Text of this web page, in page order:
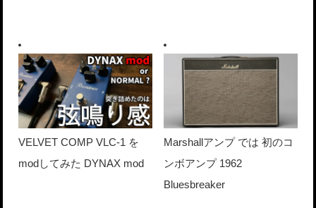
VELVET COMP VLC-1 を
modしてみた DYNAX mod
Marshallアンプ では 初のコ
ンボアンプ 1962
Bluesbreaker